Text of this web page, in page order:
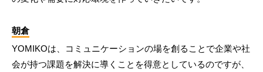
朝倉
YOMIKOは、コミュニケーションの場を創ることで企業や社
会が持つ課題を解決に導くことを得意としているのですが、